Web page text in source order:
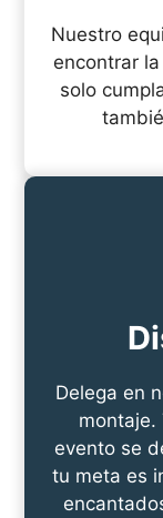
Nuestro
encontrar
solo
Delega en
montaje.
evento se
tu meta es